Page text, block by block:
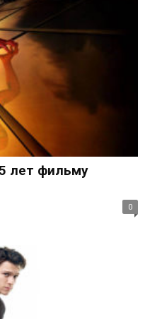
лет фильму
0